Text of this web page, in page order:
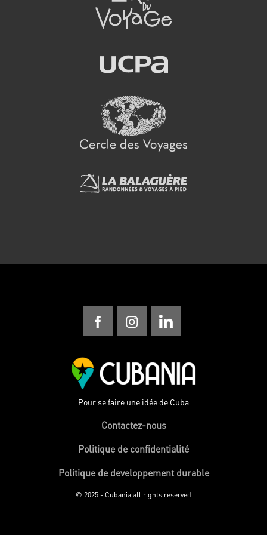
Pour se faire une idée de Cuba
Contactez-nous
Politique de confidentialité
Politique de developpement durable
© 2025 - Cubania all rights reserved